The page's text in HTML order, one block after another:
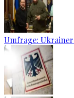
Umfrage: Ukrainer